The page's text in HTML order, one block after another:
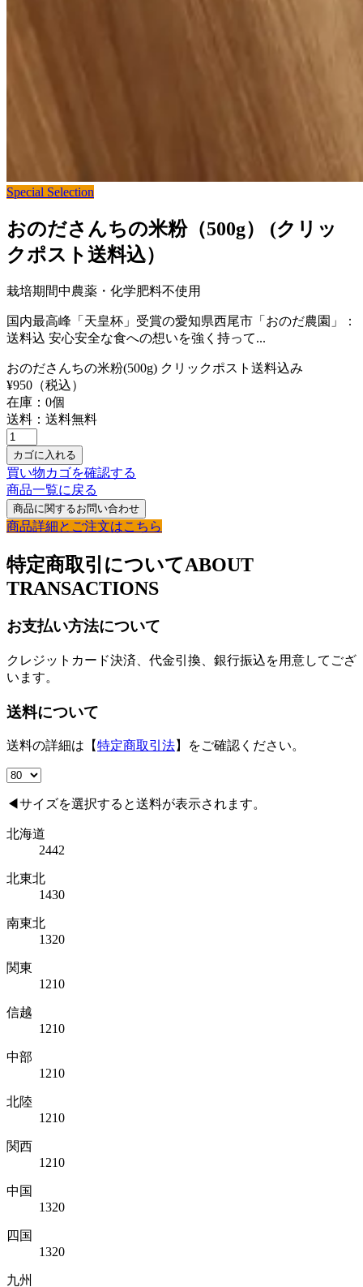
Special Selection
おのださんちの米粉（500g） (クリッ
クポスト送料込）
栽培期間中農薬・化学肥料不使用
国内最高峰「天皇杯」受賞の愛知県西尾市「おのだ農園」：
送料込 安心安全な食への想いを強く持って...
おのださんちの米粉(500g) クリックポスト送料込み
¥950 （税込）
在庫： 0個
送料：送料無料
買い物カゴを確認する
商品一覧に戻る
商品詳細とご注文はこちら
特定商取引についてABOUT
TRANSACTIONS
お支払い方法について
クレジットカード決済、代金引換、銀行振込を用意してござ
います。
送料について
送料の詳細は【特定商取引法】をご確認ください。
◀サイズを選択すると送料が表示されます。
北海道
2442
北東北
1430
南東北
1320
関東
1210
信越
1210
中部
1210
北陸
1210
関西
1210
中国
1320
四国
1320
九州